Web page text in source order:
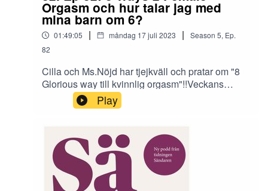
Orgasm och hur talar jag med
mina barn om 6?
01:49:05 | måndag 17 juli 2023 | Season 5, Ep.
82
Cilla och Ms.Nöjd har tjejkväll och pratar om "8
Glorious way till kvinnlig orgasm"!!Veckans
gäster är forskaren Anitha Risberg som
tillsammans med sin son Mathias Risberg pratar
kärlek, sex, porr och relationer under deras
uppväxt.
Play